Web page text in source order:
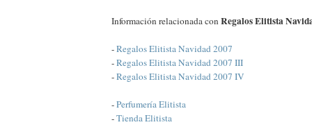
Información relacionada con Regalos Elitista
-Regalos Elitista Navidad 2007
-Regalos Elitista Navidad 2007 III
-Regalos Elitista Navidad 2007 IV
-Perfumería Elitista
-Tienda Elitista